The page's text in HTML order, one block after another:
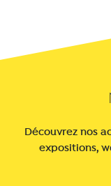
Découvrez nos
expositions,